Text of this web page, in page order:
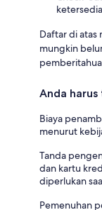
Daftar di atas
mungkin
Anda harus
Biaya
menurut
Tanda
dan kartu
diperlukan
Pemenuhan